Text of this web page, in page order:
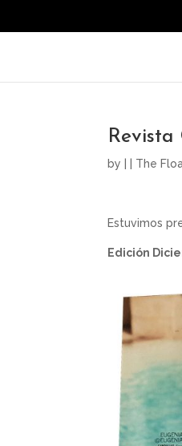
Revista
by The
Estuvimos
Edición